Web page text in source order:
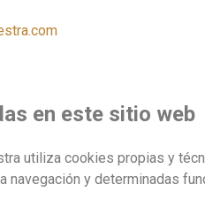
en este sitio web
utiliza cookies propias y
navegación y determinadas